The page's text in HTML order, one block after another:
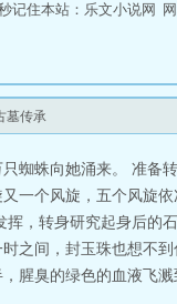
记住本站：乐文小说网
墓传承
蜘蛛向她涌来。 准备
一个风旋，五个风旋
挥，转身研究起身后的
之间，封玉珠也想不
腥臭的绿色的血液飞